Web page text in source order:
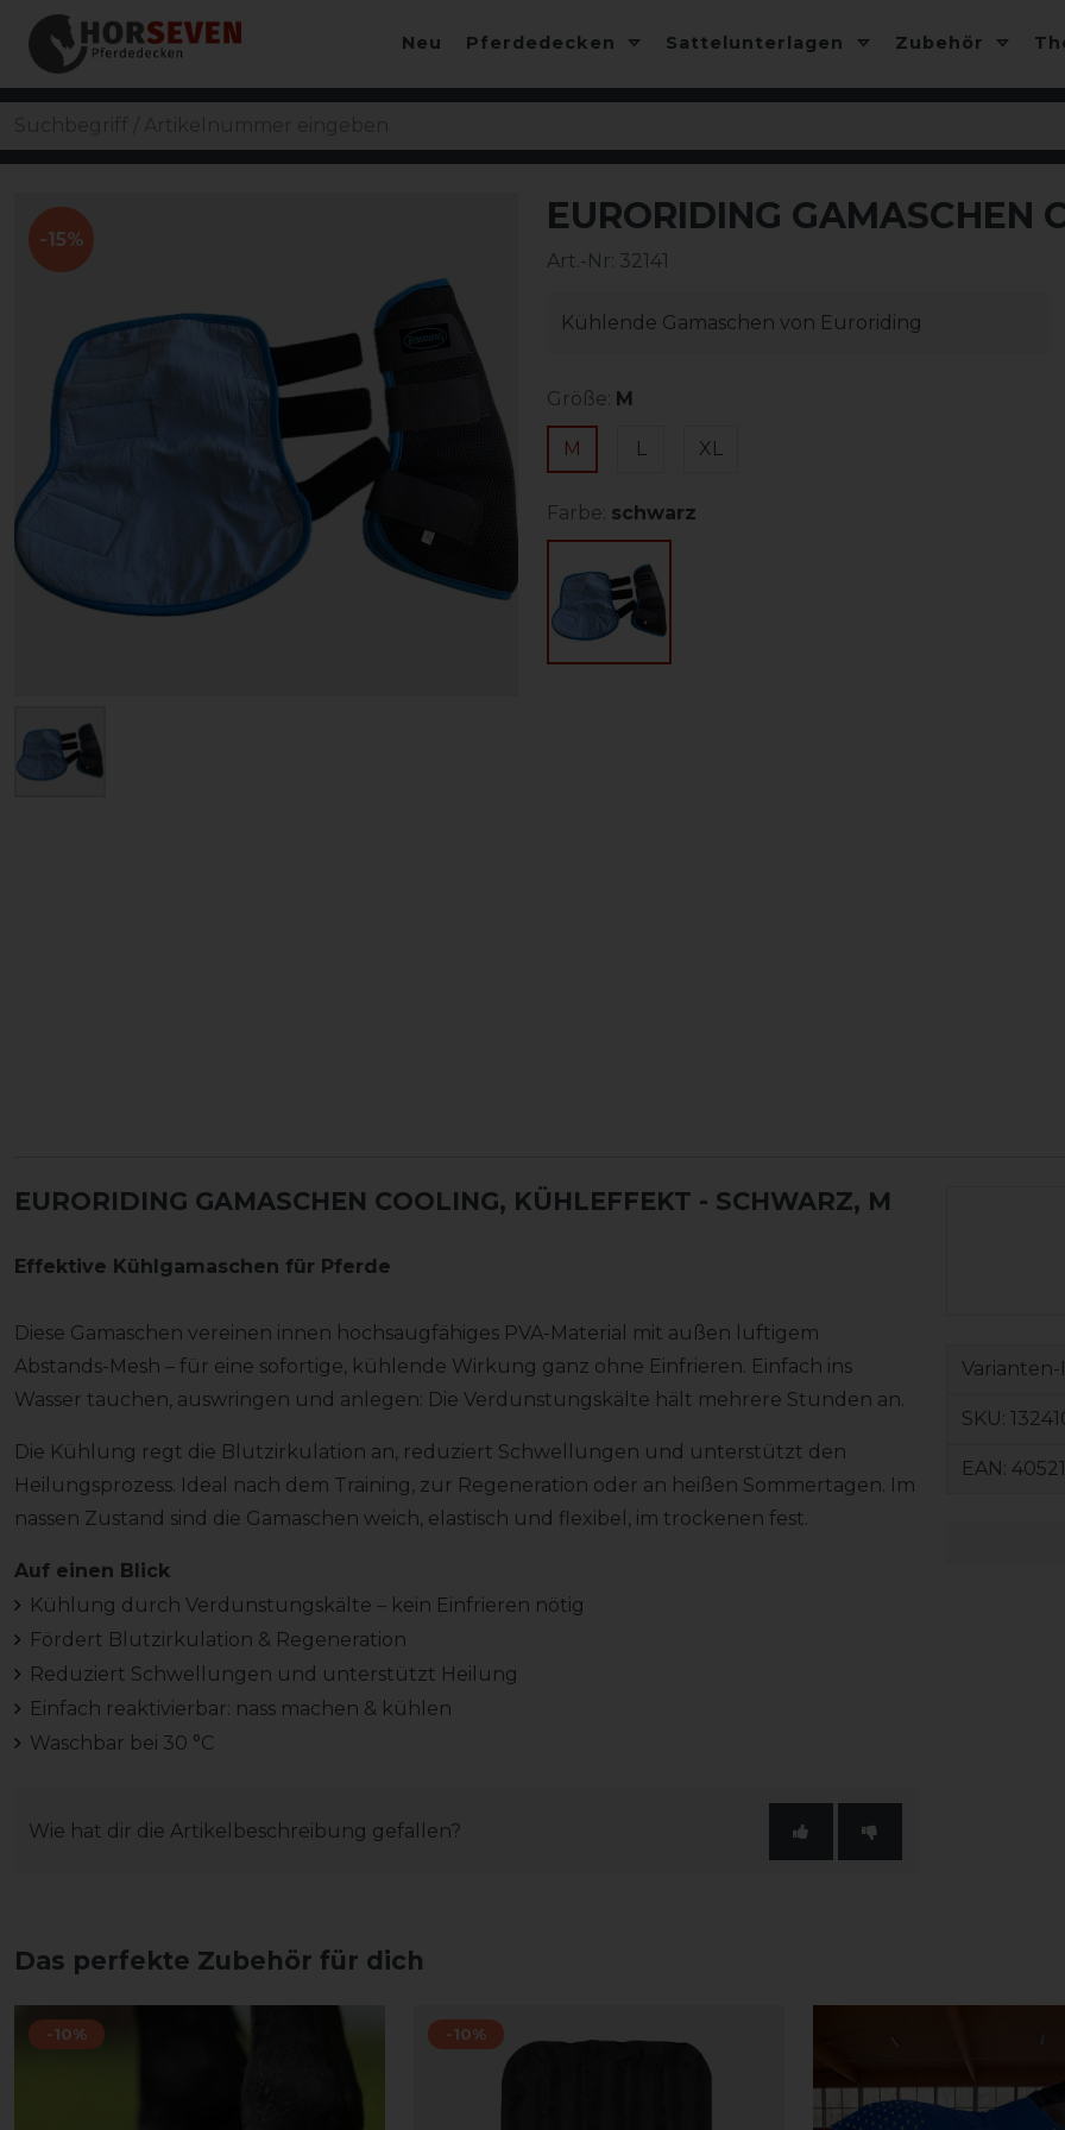
Neu Pferdedecken Sattelunterlagen Zubehör
-15%
EURORIDING GAMASCHEN
Art.-Nr: 32141
Kühlende Gamaschen von Euroriding
Größe: M
M L XL
Farbe: schwarz
EURORIDING GAMASCHEN COOLING, KÜHLEFFEKT - SCHWARZ, M
Effektive Kühlgamaschen für Pferde
Diese Gamaschen vereinen innen hochsaugfähiges PVA-Material mit außen luftigem
Abstands-Mesh – für eine sofortige, kühlende Wirkung ganz ohne Einfrieren. Einfach ins
Wasser tauchen, auswringen und anlegen: Die Verdunstungskälte hält mehrere Stunden an.
Die Kühlung regt die Blutzirkulation an, reduziert Schwellungen und unterstützt den
Heilungsprozess. Ideal nach dem Training, zur Regeneration oder an heißen Sommertagen. Im
nassen Zustand sind die Gamaschen weich, elastisch und flexibel, im trockenen fest.
Auf einen Blick
Kühlung durch Verdunstungskälte – kein Einfrieren nötig
Fördert Blutzirkulation & Regeneration
Reduziert Schwellungen und unterstützt Heilung
Einfach reaktivierbar: nass machen & kühlen
Waschbar bei 30 °C
Wie hat dir die Artikelbeschreibung gefallen?
SKU:
EAN:
Das perfekte Zubehör für dich
-10% -10%